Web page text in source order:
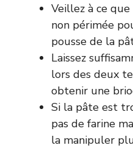
Veillez à ce
non périmée
pousse de la
Laissez
lors des deux
obtenir une
Si la pâte est
pas de farine
la manipuler